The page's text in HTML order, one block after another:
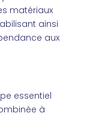
matériaux
ainsi
aux
essentiel
à